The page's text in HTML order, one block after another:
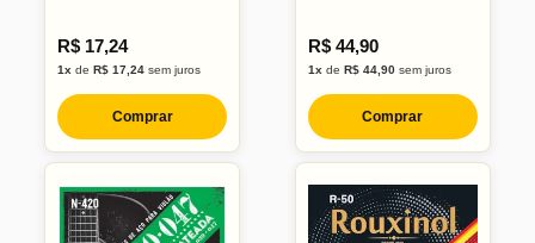
R$ 17,24
1x de R$ 17,24 sem juros
Comprar
R$ 44,90
1xde R$ 44,90sem juros
Comprar